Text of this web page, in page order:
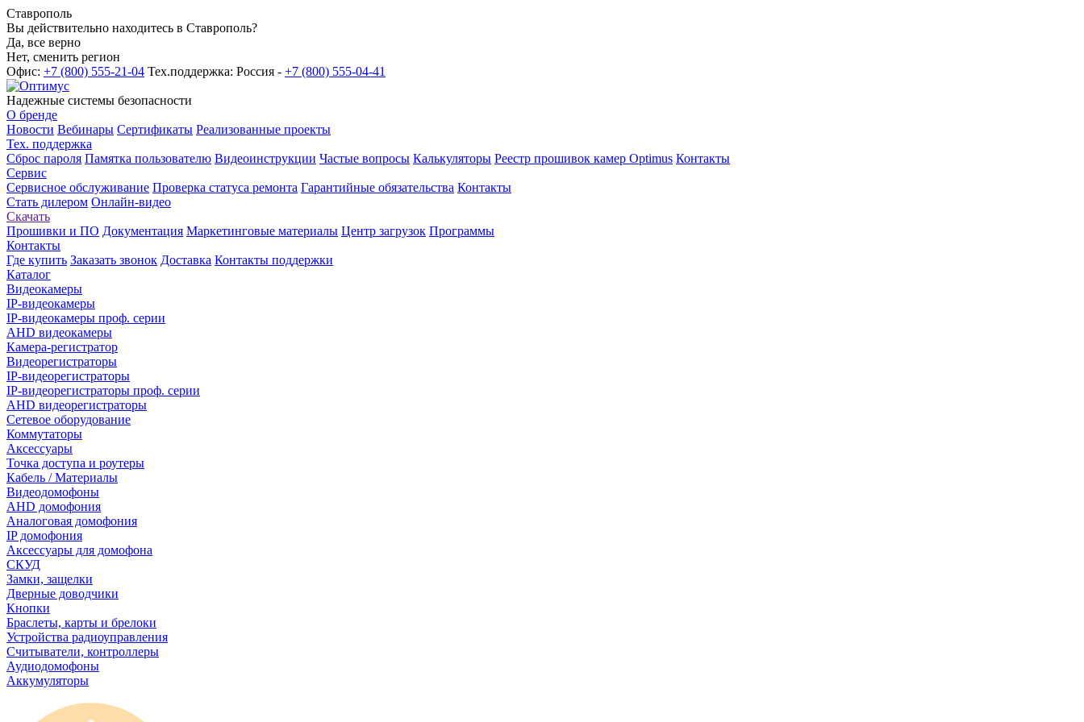
Ставрополь
Вы действительно находитесь в Ставрополь?
Да, все верно
Нет, сменить регион
Офис: +7 (800) 555-21-04 Тех.поддержка: Россия - +7 (800) 555-04-41
Надежные системы безопасности
О бренде
Новости Вебинары Сертификаты Реализованные проекты
Тех. поддержка
Сброс пароля Памятка пользователю Видеоинструкции Частые вопросы Калькуляторы Реестр прошивок камер Optimus Контакты
Сервис
Сервисное обслуживание Проверка статуса ремонта Гарантийные обязательства Контакты
Стать дилером Онлайн-видео
Скачать
Прошивки и ПО Документация Маркетинговые материалы Центр загрузок Программы
Контакты
Где купить Заказать звонок Доставка Контакты поддержки
Каталог
Видеокамеры
IP-видеокамеры
IP-видеокамеры проф. серии
AHD видеокамеры
Камера-регистратор
Видеорегистраторы
IP-видеорегистраторы
IP-видеорегистраторы проф. серии
AHD видеорегистраторы
Сетевое оборудование
Коммутаторы
Аксессуары
Точка доступа и роутеры
Кабель / Материалы
Видеодомофоны
AHD домофония
Аналоговая домофония
IP домофония
Аксессуары для домофона
СКУД
Замки, защелки
Дверные доводчики
Кнопки
Браслеты, карты и брелоки
Устройства радиоуправления
Считыватели, контроллеры
Аудиодомофоны
Аккумуляторы